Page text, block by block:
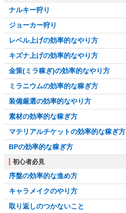
ナルキー狩り
ジョーカー狩り
レベル上げの効率的なやり方
キズナ上げの効率的なやり方
金策(ミラ稼ぎ)の効率的なやり方
ミラニウムの効率的な稼ぎ方
装備厳選の効率的なやり方
素材の効率的な稼ぎ方
マテリアルチケットの効率的な稼ぎ方
BPの効率的な稼ぎ方
初心者必見
序盤の効率的な進め方
キャラメイクのやり方
取り返しのつかないこと